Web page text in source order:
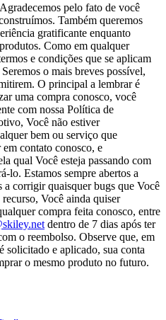
pelo fato de você
Também queremos
gratificante enquanto
Como em qualquer
e condições que se aplicam
o mais breves possível,
O principal a lembrar é
uma compra conosco, você
com nossa Política de
Você não estiver
bem ou serviço que
contato conosco, e
qual Você esteja passando com
lo. Estamos sempre abertos a
a corrigir quaisquer bugs que Você
Você ainda quiser
compra feita conosco, entre
dentro de 7 dias após ter
o reembolso. Observe que, em
solicitado e aplicado, sua conta
o mesmo produto no futuro.